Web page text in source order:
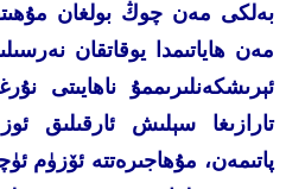
بەلكى مەن چوڭ بولغان
مەن ھاياتىمدا يوقاتقان
ئېرىشكەنلىرىممۇ ناھايىتى
تارازىغا سېلىش ئارقىلىق
پاتىمەن، مۇھاجىرەتتە ئۆزۈم